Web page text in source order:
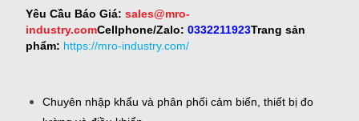
Yêu Cầu Báo Giá: sales@mro-
industry.comCellphone/Zalo: 0332211923Trang sản
phẩm: https://mro-industry.com/
Chuyên nhập khẩu và phân phối cảm biến, thiết bị đo